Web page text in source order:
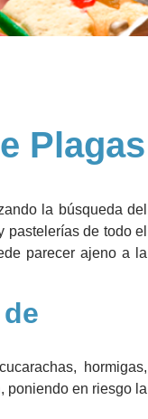
Plagas
la búsqueda del
pastelerías de todo el
parecer ajeno a la
hormigas,
poniendo en riesgo la